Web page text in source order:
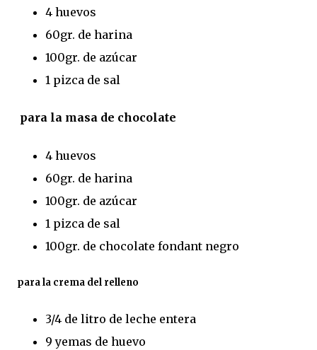
4 huevos
60gr. de harina
100gr. de azúcar
1 pizca de sal
para la masa de chocolate
4 huevos
60gr. de harina
100gr. de azúcar
1 pizca de sal
100gr. de chocolate fondant negro
para la crema del relleno
3/4 de litro de leche entera
9 yemas de huevo